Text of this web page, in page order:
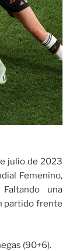
julio de 2023
Femenino,
Faltando una
partido frente
(90+6).